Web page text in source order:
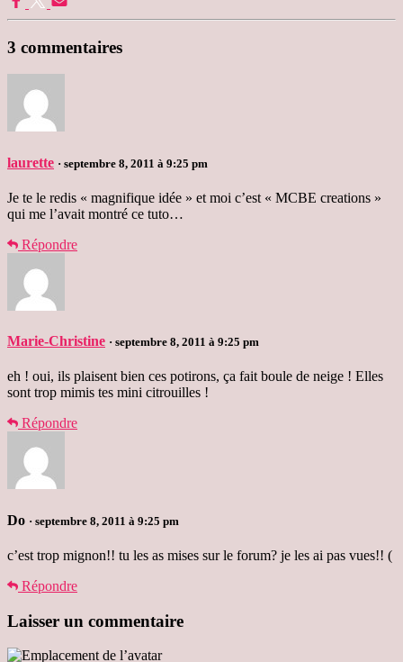
3 commentaires
laurette · septembre 8, 2011 à 9:25 pm
Je te le redis « magnifique idée » et moi c’est « MCBE creations »
qui me l’avait montré ce tuto…
Répondre
Marie-Christine · septembre 8, 2011 à 9:25 pm
eh ! oui, ils plaisent bien ces potirons, ça fait boule de neige ! Elles
sont trop mimis tes mini citrouilles !
Répondre
Do · septembre 8, 2011 à 9:25 pm
c’est trop mignon!! tu les as mises sur le forum? je les ai pas vues!! (
Répondre
Laisser un commentaire